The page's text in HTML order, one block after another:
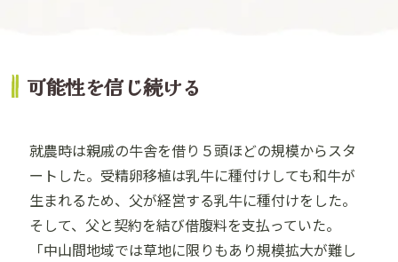
可能性を信じ続ける
就農時は親戚の牛舎を借り５頭ほどの規模からスタ
ートした。受精卵移植は乳牛に種付けしても和牛が
生まれるため、父が経営する乳牛に種付けをした。
そして、父と契約を結び借腹料を支払っていた。
「中山間地域では草地に限りもあり規模拡大が難し